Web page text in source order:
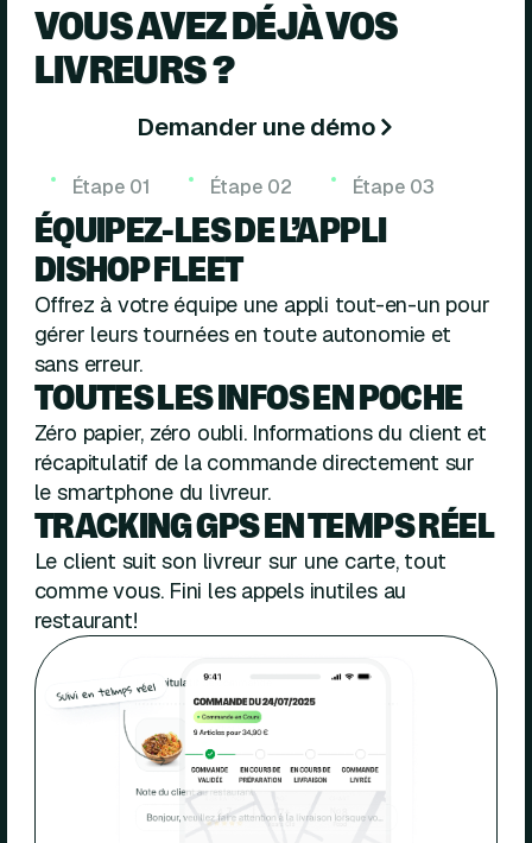
VOUS AVEZ DÉJÀ VOS
LIVREURS ?
Demander une démo
Étape 01 Étape 02 Étape 03
ÉQUIPEZ-LES DE L’APPLI
DISHOP FLEET
Offrez à votre équipe une appli tout-en-un pour
gérer leurs tournées en toute autonomie et
sans erreur.
TOUTES LES INFOS EN POCHE
Zéro papier, zéro oubli. Informations du client et
récapitulatif de la commande directement sur
le smartphone du livreur.
TRACKING GPS EN TEMPS RÉEL
Le client suit son livreur sur une carte, tout
comme vous. Fini les appels inutiles au
restaurant!